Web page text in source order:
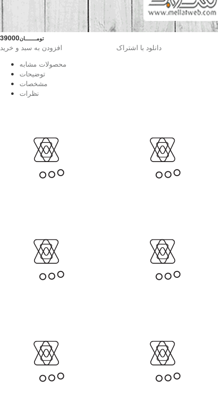
39000تومــــــــان
افزودن به سبد و خرید
دانلود با اشتراک
محصولات مشابه
توضیحات
مشخصات
نظرات